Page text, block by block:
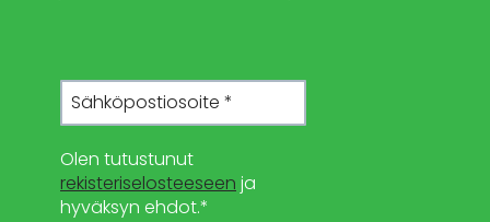
Olen tutustunut
rekisteriselosteeseen ja
hyväksyn ehdot.*